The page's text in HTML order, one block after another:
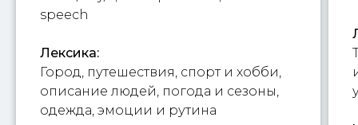
speech
Лексика:
Город, путешествия, спорт и хобби,
описание людей, погода и сезоны,
одежда, эмоции и рутина